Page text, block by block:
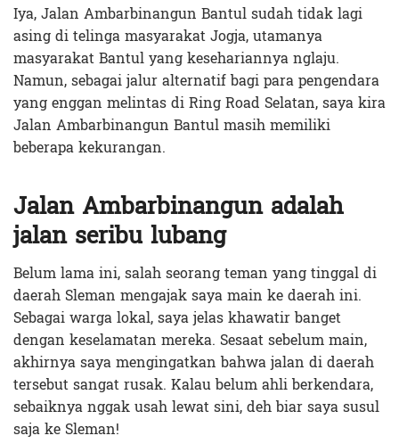
Iya, Jalan Ambarbinangun Bantul sudah tidak lagi
asing di telinga masyarakat Jogja, utamanya
masyarakat Bantul yang kesehariannya nglaju.
Namun, sebagai jalur alternatif bagi para pengendara
yang enggan melintas di Ring Road Selatan, saya kira
Jalan Ambarbinangun Bantul masih memiliki
beberapa kekurangan.
Jalan Ambarbinangun adalah
jalan seribu lubang
Belum lama ini, salah seorang teman yang tinggal di
daerah Sleman mengajak saya main ke daerah ini.
Sebagai warga lokal, saya jelas khawatir banget
dengan keselamatan mereka. Sesaat sebelum main,
akhirnya saya mengingatkan bahwa jalan di daerah
tersebut sangat rusak. Kalau belum ahli berkendara,
sebaiknya nggak usah lewat sini, deh biar saya susul
saja ke Sleman!